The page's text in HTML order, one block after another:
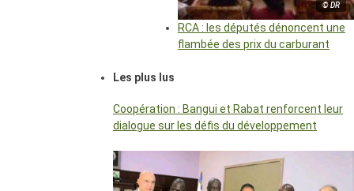
© DR
RCA : les députés dénoncent une
flambée des prix du carburant
Les plus lus
Coopération : Bangui et Rabat renforcent leur
dialogue sur les défis du développement